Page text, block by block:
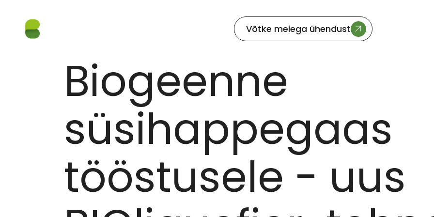
Võtke meiega ühendust
BIOGEENNE SÜSIHAPPEGAAS TÖÖSTUSELE - UUS BIOLIQUEFIER-TEHNOLOOGIA MUUDAB KÕRVALVOOD
Biogeenne
süsihappegaas
tööstusele - uus